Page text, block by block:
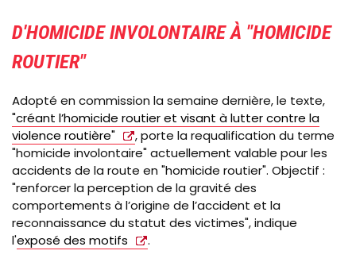
D'HOMICIDE INVOLONTAIRE À "HOMICIDE
ROUTIER"
Adopté en commission la semaine dernière, le texte,
"créant l’homicide routier et visant à lutter contre la
violence routière"
, porte la requalification du terme
"homicide involontaire" actuellement valable pour les
accidents de la route en "homicide routier". Objectif :
"renforcer la perception de la gravité des
comportements à l’origine de l’accident et la
reconnaissance du statut des victimes", indique
l'exposé des motifs .